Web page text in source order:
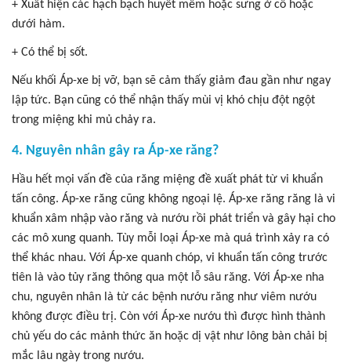
+ Xuất hiện các hạch bạch huyết mềm hoặc sưng ở cổ hoặc
dưới hàm.
+ Có thể bị sốt.
Nếu khối Áp-xe bị vỡ, bạn sẽ cảm thấy giảm đau gần như ngay
lập tức. Bạn cũng có thể nhận thấy mùi vị khó chịu đột ngột
trong miệng khi mủ chảy ra.
4. Nguyên nhân gây ra Áp-xe răng?
Hầu hết mọi vấn đề của răng miệng đề xuất phát từ vi khuẩn
tấn công. Áp-xe răng cũng không ngoại lệ. Áp-xe răng răng là vi
khuẩn xâm nhập vào răng và nướu rồi phát triển và gây hại cho
các mô xung quanh. Tùy mỗi loại Áp-xe mà quá trình xảy ra có
thể khác nhau. Với Áp-xe quanh chóp, vi khuẩn tấn công trước
tiên là vào tủy răng thông qua một lỗ sâu răng. Với Áp-xe nha
chu, nguyên nhân là từ các bệnh nướu răng như viêm nướu
không được điều trị. Còn với Áp-xe nướu thì được hình thành
chủ yếu do các mảnh thức ăn hoặc dị vật như lông bàn chải bị
mắc lâu ngày trong nướu.